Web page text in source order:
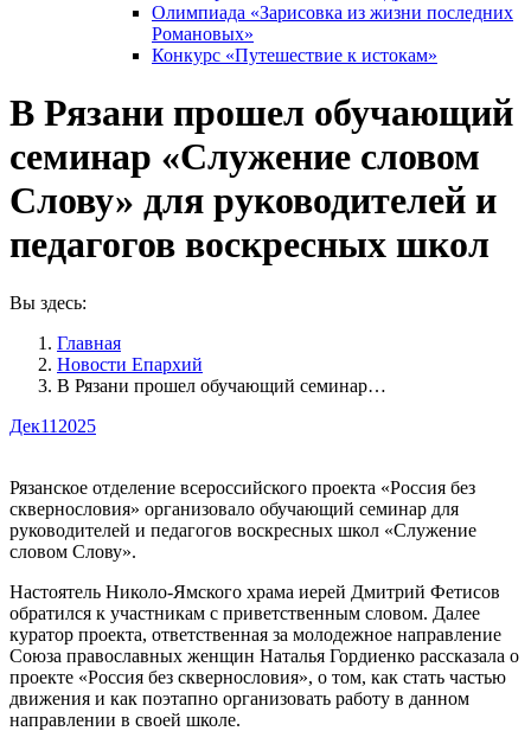
Олимпиада «Зарисовка из жизни последних
Романовых»
Конкурс «Путешествие к истокам»
В Рязани прошел обучающий
семинар «Служение словом
Слову» для руководителей и
педагогов воскресных школ
Вы здесь:
Главная
Новости Епархий
В Рязани прошел обучающий семинар…
Дек11 2025
Рязанское отделение всероссийского проекта «Россия без
сквернословия» организовало обучающий семинар для
руководителей и педагогов воскресных школ «Служение
словом Слову».
Настоятель Николо-Ямского храма иерей Дмитрий Фетисов
обратился к участникам с приветственным словом. Далее
куратор проекта, ответственная за молодежное направление
Союза православных женщин Наталья Гордиенко рассказала о
проекте «Россия без сквернословия», о том, как стать частью
движения и как поэтапно организовать работу в данном
направлении в своей школе.